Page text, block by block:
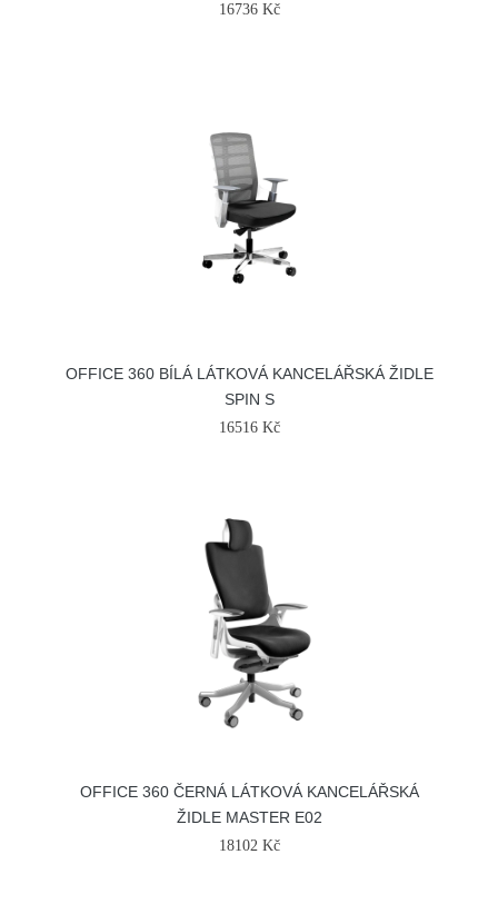
16736 Kč
OFFICE 360 BÍLÁ LÁTKOVÁ KANCELÁŘSKÁ ŽIDLE
SPIN S
16516 Kč
OFFICE 360 ČERNÁ LÁTKOVÁ KANCELÁŘSKÁ
ŽIDLE MASTER E02
18102 Kč